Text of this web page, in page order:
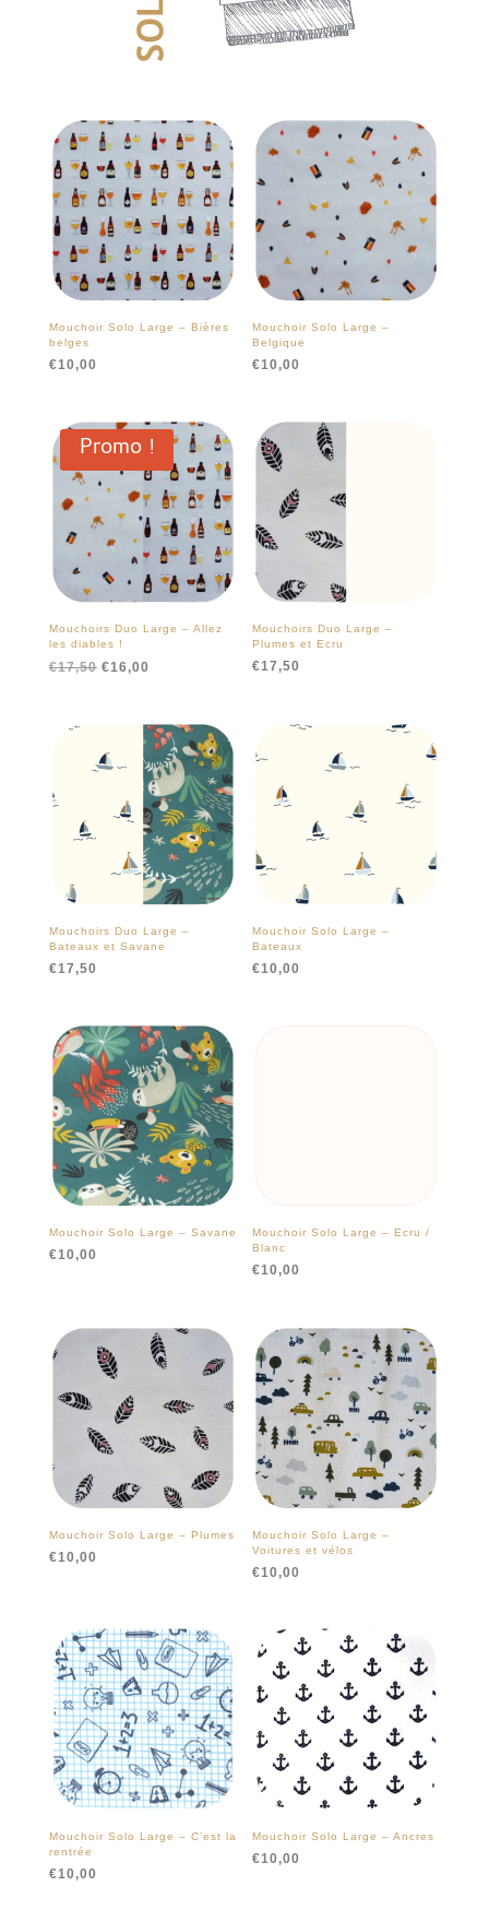
Mouchoir Solo Large – Bières
belges
€10,00
Mouchoir Solo Large –
Belgique
€10,00
Promo !
Mouchoirs Duo Large – Allez
les diables !
€17,50 Le
€17,50.
€16,00
€16,00.
Mouchoirs Duo Large –
Plumes et Ecru
€17,50
Mouchoirs Duo Large –
Bateaux et Savane
€17,50
Mouchoir Solo Large –
Bateaux
€10,00
Mouchoir Solo Large – Savane
€10,00
Mouchoir Solo Large – Ecru /
Blanc
€10,00
Mouchoir Solo Large – Plumes
€10,00
Mouchoir Solo Large –
Voitures et vélos
€10,00
Mouchoir Solo Large – C’est la
rentrée
€10,00
Mouchoir Solo Large – Ancres
€10,00